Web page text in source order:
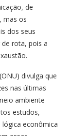
de
mas os
dos seus
rota, pois a
divulga que
nas últimas
ambiente
estudos,
lógica econômica